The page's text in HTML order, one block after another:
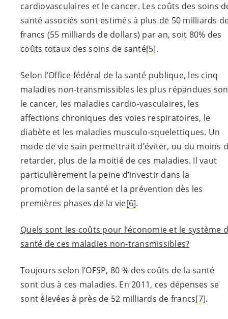
cardiovasculaires et le cancer. Les coûts des soins
santé associés sont estimés à plus de 50 milliards
francs (55 milliards de dollars) par an, soit 80% des
coûts totaux des soins de santé[5].
Selon l’Office fédéral de la santé publique, les cinq
maladies non-transmissibles les plus répandues
le cancer, les maladies cardio-vasculaires, les
affections chroniques des voies respiratoires, le
diabète et les maladies musculo-squelettiques. Un
mode de vie sain permettrait d’éviter, ou du moins
retarder, plus de la moitié de ces maladies. Il vaut
particulièrement la peine d’investir dans la
promotion de la santé et la prévention dès les
premières phases de la vie[6].
Quels sont les coûts pour l’économie et le système
santé de ces maladies non-transmissibles?
Toujours selon l’OFSP, 80 % des coûts de la santé
sont dus à ces maladies. En 2011, ces dépenses se
sont élevées à près de 52 milliards de francs[7].